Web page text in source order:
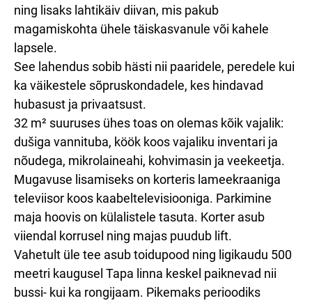
ning lisaks lahtikäiv diivan, mis pakub
magamiskohta ühele täiskasvanule või kahele
lapsele.
See lahendus sobib hästi nii paaridele, peredele kui
ka väikestele sõpruskondadele, kes hindavad
hubasust ja privaatsust.
32 m² suuruses ühes toas on olemas kõik vajalik:
dušiga vannituba, köök koos vajaliku inventari ja
nõudega, mikrolaineahi, kohvimasin ja veekeetja.
Mugavuse lisamiseks on korteris lameekraaniga
televiisor koos kaabeltelevisiooniga. Parkimine
maja hoovis on külalistele tasuta. Korter asub
viiendal korrusel ning majas puudub lift.
Vahetult üle tee asub toidupood ning ligikaudu 500
meetri kaugusel Tapa linna keskel paiknevad nii
bussi- kui ka rongijaam. Pikemaks perioodiks